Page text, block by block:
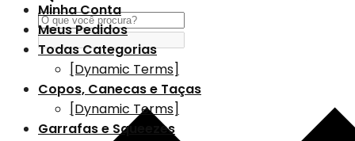
Minha Conta
Meus Pedidos
Todas Categorias
[Dynamic Terms]
Copos, Canecas e Taças
[Dynamic Terms]
Garrafas e Squeezes